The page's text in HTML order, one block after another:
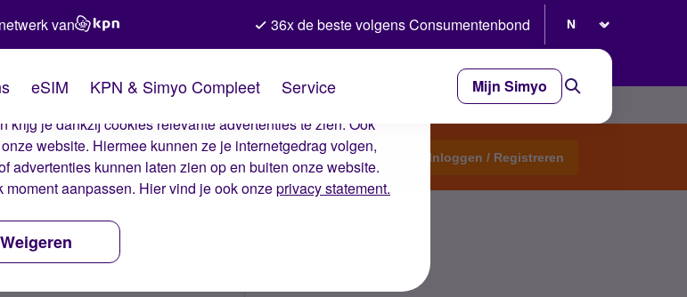
Met deze cookies zorgen wij ervoor dat je ervaring op de
krijg je dankzij cookies relevante advertenties te zien. Ook
website. Hiermee kunnen ze je internetgedrag volgen,
advertenties kunnen laten zien op en buiten onze website.
moment aanpassen. Hier vind je ook onzeprivacy statement.
Weigeren
van 36x de beste volgens Consumentenbond
eSIM KPN & Simyo Compleet Service Mijn Simyo
Start een topic Inloggen / Registreren